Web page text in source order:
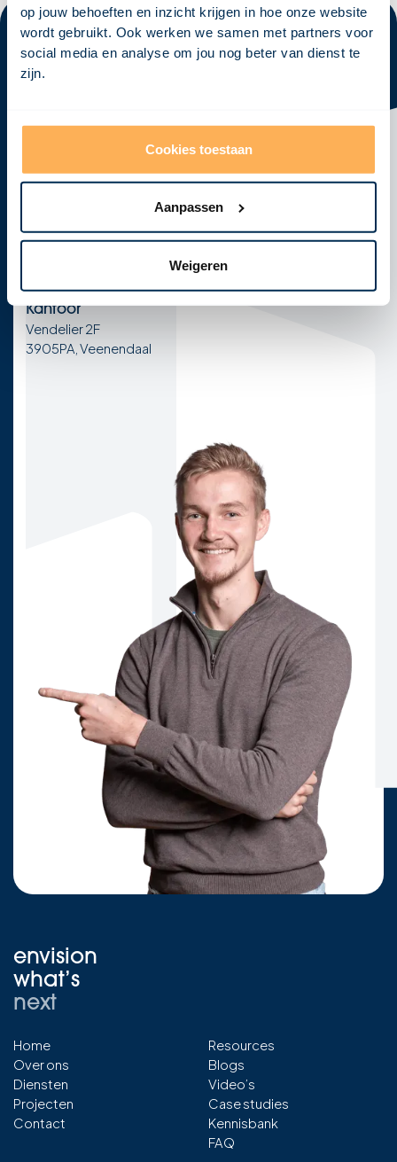
op jouw behoeften en inzicht krijgen in hoe onze website
wordt gebruikt. Ook werken we samen met partners voor
social media en analyse om jou nog beter van dienst te
zijn.
Cookies toestaan
Aanpassen
Weigeren
brengen?
Neem vandaag nog contact met ons op en laten we
haalbaar en realistisch ontwerp!
Telefoon
Kantoor
Vendelier 2F
3905PA, Veenendaal
envision
what’s
next
Home
Over ons
Diensten
Projecten
Contact
Resources
Blogs
Video’s
Case studies
Kennisbank
FAQ